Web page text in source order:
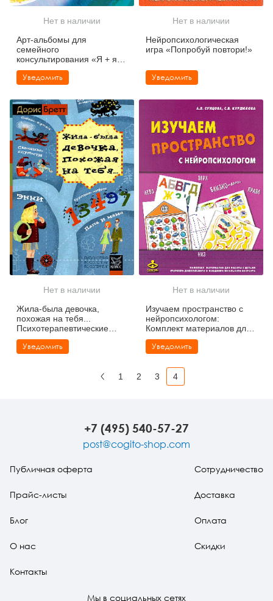
Нет в наличии
Арт-альбомы для
семейного
консультирования «Я + я
Взрослый и я + Я Детский»
Уведомить
Нет в наличии
Нейропсихологическая
игра «Попробуй повтори!»
Уведомить
Нет в наличии
Жила-была девочка,
похожая на тебя...
Психотерапевтические
истории для детей
Уведомить
Нет в наличии
Изучаем пространство с
нейропсихологом:
Комплект материалов для
работы с детьми старшего
дошкольного и младшего
Уведомить
1 2 3 4
+7 (495) 540-57-27
post@cogito-shop.com
Публичная оферта
Прайс-листы
Блог
О нас
Контакты
Сотрудничество
Доставка
Оплата
Скидки
Мы в социальных сетях